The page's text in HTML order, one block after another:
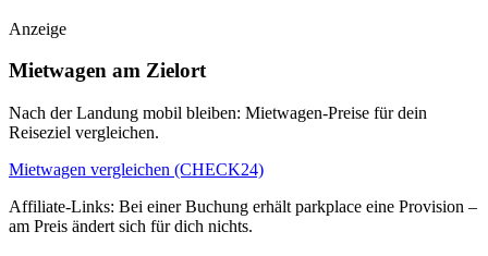
Anzeige
Mietwagen am Zielort
Nach der Landung mobil bleiben: Mietwagen-Preise für dein
Reiseziel vergleichen.
Mietwagen vergleichen (CHECK24)
Affiliate-Links: Bei einer Buchung erhält parkplace eine Provision –
am Preis ändert sich für dich nichts.